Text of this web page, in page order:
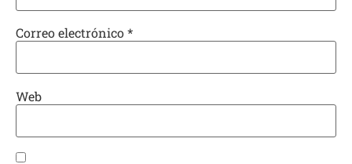
Correo electrónico*
Web